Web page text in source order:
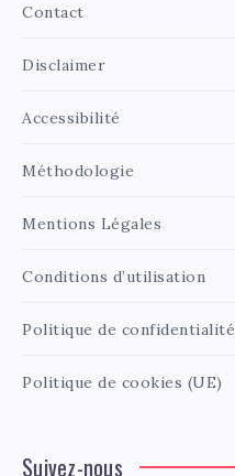
Contact
Disclaimer
Accessibilité
Méthodologie
Mentions Légales
Conditions d’utilisation
Politique de confidentialité
Politique de cookies (UE)
Suivez-nous